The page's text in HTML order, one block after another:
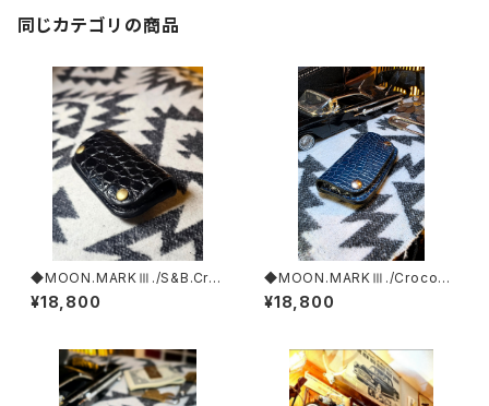
同じカテゴリの商品
◆MOON.MARKⅢ./S&B.Cro
codile. Coin Case.xxx. Bla
ck.Edition
¥18,800
◆MOON.MARKⅢ./Crocodil
e. Coin Case.xxx. Deep'Cy
an.Edition
¥18,800